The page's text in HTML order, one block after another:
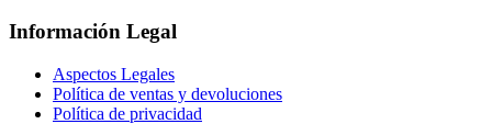
Información Legal
Aspectos Legales
Política de ventas y devoluciones
Política de privacidad